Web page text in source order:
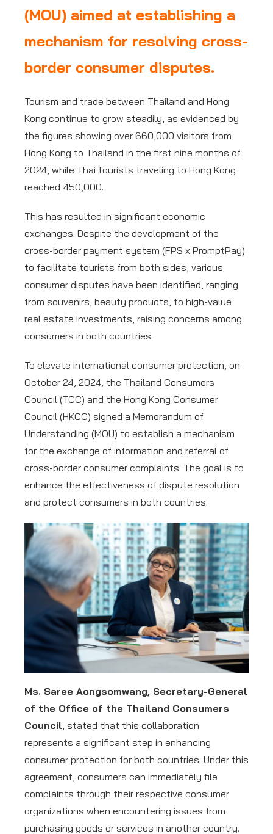
(MOU) aimed at establishing a
mechanism for resolving cross-
border consumer disputes.
Tourism and trade between Thailand and Hong
Kong continue to grow steadily, as evidenced by
the figures showing over 660,000 visitors from
Hong Kong to Thailand in the first nine months of
2024, while Thai tourists traveling to Hong Kong
reached 450,000.
This has resulted in significant economic
exchanges. Despite the development of the
cross-border payment system (FPS x PromptPay)
to facilitate tourists from both sides, various
consumer disputes have been identified, ranging
from souvenirs, beauty products, to high-value
real estate investments, raising concerns among
consumers in both countries.
To elevate international consumer protection, on
October 24, 2024, the Thailand Consumers
Council (TCC) and the Hong Kong Consumer
Council (HKCC) signed a Memorandum of
Understanding (MOU) to establish a mechanism
for the exchange of information and referral of
cross-border consumer complaints. The goal is to
enhance the effectiveness of dispute resolution
and protect consumers in both countries.
Ms. Saree Aongsomwang, Secretary-General
of the Office of the Thailand Consumers
Council , stated that this collaboration
represents a significant step in enhancing
consumer protection for both countries. Under this
agreement, consumers can immediately file
complaints through their respective consumer
organizations when encountering issues from
purchasing goods or services in another country.